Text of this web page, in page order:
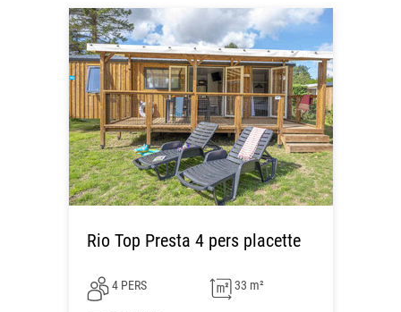
Rio Top Presta 4 pers placette
4 PERS 33 m²